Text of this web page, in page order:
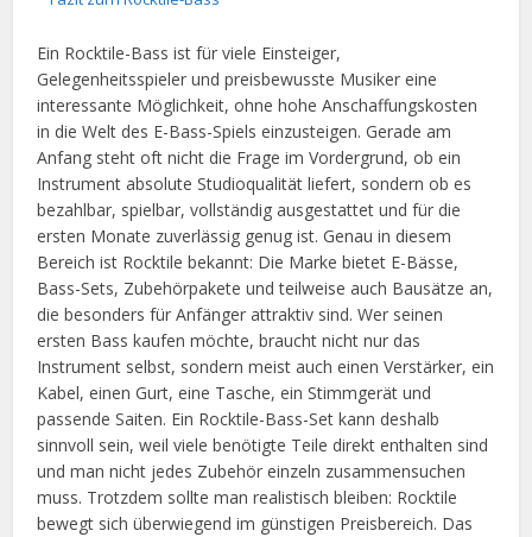
Ein Rocktile-Bass ist für viele Einsteiger,
Gelegenheitsspieler und preisbewusste Musiker eine
interessante Möglichkeit, ohne hohe Anschaffungskosten
in die Welt des E-Bass-Spiels einzusteigen. Gerade am
Anfang steht oft nicht die Frage im Vordergrund, ob ein
Instrument absolute Studioqualität liefert, sondern ob es
bezahlbar, spielbar, vollständig ausgestattet und für die
ersten Monate zuverlässig genug ist. Genau in diesem
Bereich ist Rocktile bekannt: Die Marke bietet E-Bässe,
Bass-Sets, Zubehörpakete und teilweise auch Bausätze an,
die besonders für Anfänger attraktiv sind. Wer seinen
ersten Bass kaufen möchte, braucht nicht nur das
Instrument selbst, sondern meist auch einen Verstärker, ein
Kabel, einen Gurt, eine Tasche, ein Stimmgerät und
passende Saiten. Ein Rocktile-Bass-Set kann deshalb
sinnvoll sein, weil viele benötigte Teile direkt enthalten sind
und man nicht jedes Zubehör einzeln zusammensuchen
muss. Trotzdem sollte man realistisch bleiben: Rocktile
bewegt sich überwiegend im günstigen Preisbereich. Das